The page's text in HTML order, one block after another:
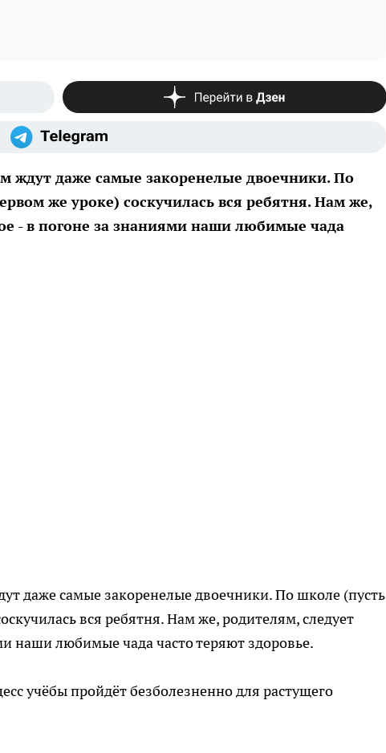
ждут даже самые закоренелые двоечники. По
же уроке) соскучилась вся ребятня. Нам же,
- в погоне за знаниями наши любимые чада
даже самые закоренелые двоечники. По школе (пусть
вся ребятня. Нам же, родителям, следует
наши любимые чада часто теряют здоровье.
учёбы пройдёт безболезненно для растущего